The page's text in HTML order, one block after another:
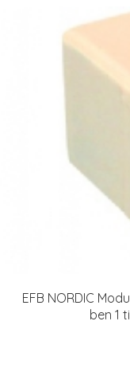
EFB NORDIC
ben 1